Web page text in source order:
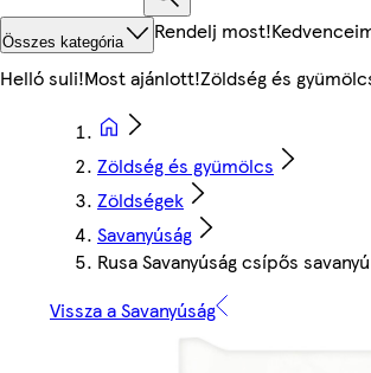
Összes kategória Rendelj most!
Helló suli!Most ajánlott!Zöldség és
Zöldség és gyümölcs
Zöldségek
Savanyúság
Rusa Savanyúság csípős
Vissza a Savanyúság